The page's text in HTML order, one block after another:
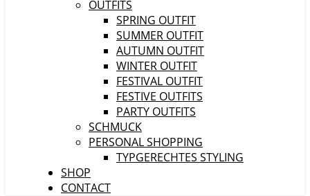
OUTFITS
SPRING OUTFIT
SUMMER OUTFIT
AUTUMN OUTFIT
WINTER OUTFIT
FESTIVAL OUTFIT
FESTIVE OUTFITS
PARTY OUTFITS
SCHMUCK
PERSONAL SHOPPING
TYPGERECHTES STYLING
SHOP
CONTACT